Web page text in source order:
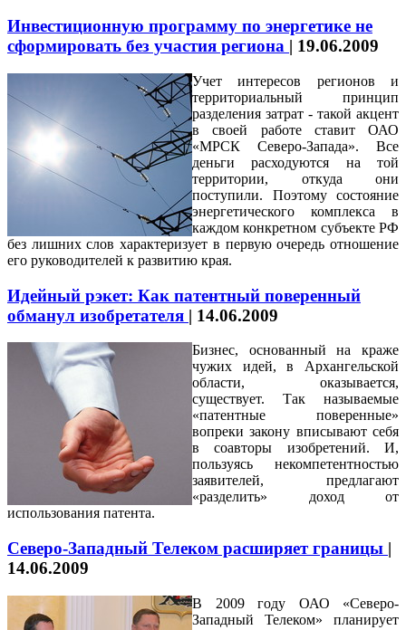
Инвестиционную программу по энергетике не
сформировать без участия региона | 19.06.2009
Учет интересов регионов и
территориальный принцип
разделения затрат - такой акцент
в своей работе ставит ОАО
«МРСК Северо-Запада». Все
деньги расходуются на той
территории, откуда они
поступили. Поэтому состояние
энергетического комплекса в
каждом конкретном субъекте РФ
без лишних слов характеризует в первую очередь отношение
его руководителей к развитию края.
Идейный рэкет: Как патентный поверенный
обманул изобретателя | 14.06.2009
Бизнес, основанный на краже
чужих идей, в Архангельской
области, оказывается,
существует. Так называемые
«патентные поверенные»
вопреки закону вписывают себя
в соавторы изобретений. И,
пользуясь некомпетентностью
заявителей, предлагают
«разделить» доход от
использования патента.
Северо-Западный Телеком расширяет границы |
14.06.2009
В 2009 году ОАО «Северо-
Западный Телеком» планирует